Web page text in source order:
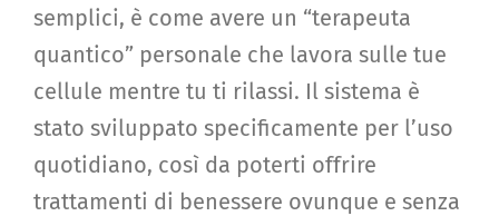
semplici, è come avere un “terapeuta
quantico” personale che lavora sulle tue
cellule mentre tu ti rilassi. Il sistema è
stato sviluppato specificamente per l’uso
quotidiano, così da poterti offrire
trattamenti di benessere ovunque e senza